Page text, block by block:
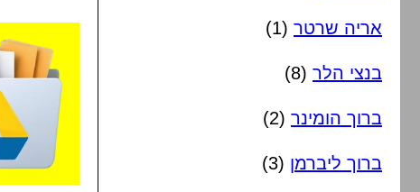
אריה שרטר (1)
בנצי הלר (8)
ברוך הומינר (2)
ברוך ליברמן (3)